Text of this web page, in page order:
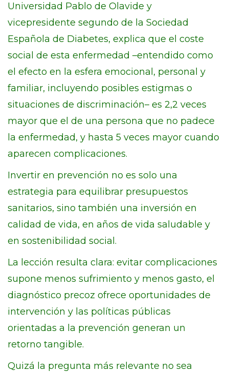
Universidad Pablo de Olavide y
vicepresidente segundo de la Sociedad
Española de Diabetes, explica que el coste
social de esta enfermedad –entendido como
el efecto en la esfera emocional, personal y
familiar, incluyendo posibles estigmas o
situaciones de discriminación– es 2,2 veces
mayor que el de una persona que no padece
la enfermedad, y hasta 5 veces mayor cuando
aparecen complicaciones.
Invertir en prevención no es solo una
estrategia para equilibrar presupuestos
sanitarios, sino también una inversión en
calidad de vida, en años de vida saludable y
en sostenibilidad social.
La lección resulta clara: evitar complicaciones
supone menos sufrimiento y menos gasto, el
diagnóstico precoz ofrece oportunidades de
intervención y las políticas públicas
orientadas a la prevención generan un
retorno tangible.
Quizá la pregunta más relevante no sea